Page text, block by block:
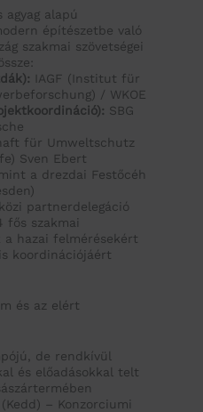
agyag alapú
építészetbe való
szakmai szövetségei
IAGF (Institut für
/ WKOE
SBG
für Umweltschutz
Sven Ebert
a drezdai Festőcéh
partnerdelegáció
fős szakmai
a hazai felmérésekért
koordinációjáért
és az elért
de rendkívül
és előadásokkal telt
– Konzorciumi